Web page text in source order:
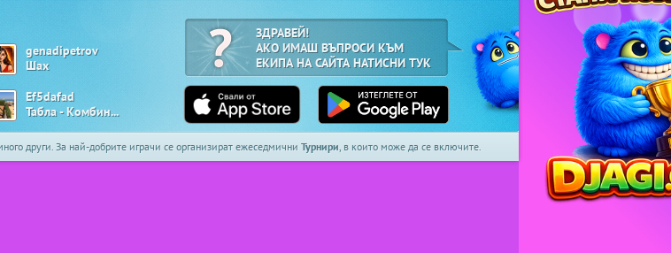
genadipetrov
Шах
Ef5dafad
Табла - Комбинирана
ЗДРАВЕЙ!
АКО ИМАШ ВЪПРОСИ КЪМ
ЕКИПА НА САЙТА НАТИСНИ ТУК
други. За най-добрите играчи се организират ежеседмични Турнири, в които може да се включите.